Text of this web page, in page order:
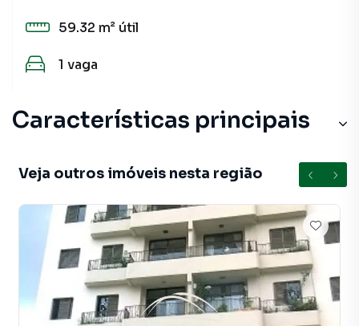
59.32 m² útil
1 vaga
Características principais
Veja outros imóveis nesta região